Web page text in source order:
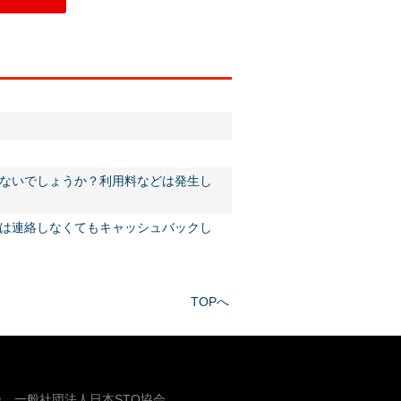
いでしょうか？利用料などは発生し
連絡しなくてもキャッシュバックし
TOPへ